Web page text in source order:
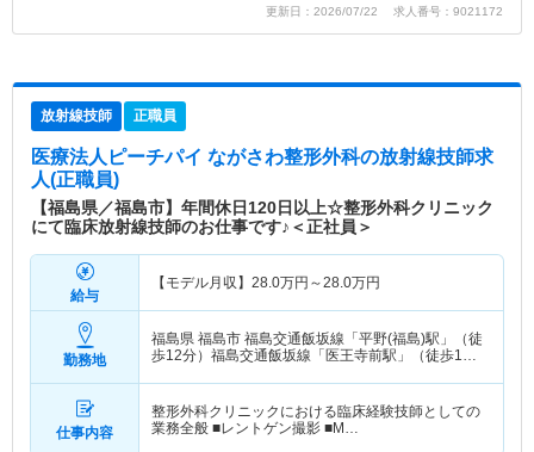
更新日：2026/07/22 求人番号：9021172
放射線技師 正職員
医療法人ピーチパイ ながさわ整形外科の放射線技師求
人(正職員)
【福島県／福島市】年間休日120日以上☆整形外科クリニック
にて臨床放射線技師のお仕事です♪＜正社員＞
給与
【モデル月収】 28.0万円～28.0万円
勤務地
福島県 福島市 福島交通飯坂線「平野(福島)駅」（徒
歩12分）福島交通飯坂線「医王寺前駅」（徒歩10
仕事内容
整形外科クリニックにおける臨床経験技師としての
業務全般 ■レントゲン撮影 ■M…